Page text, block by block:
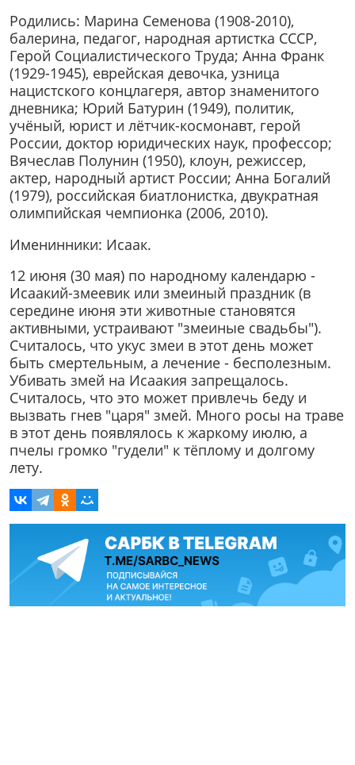
Родились: Марина Семенова (1908-2010),
балерина, педагог, народная артистка СССР,
Герой Социалистического Труда; Анна Франк
(1929-1945), еврейская девочка, узница
нацистского концлагеря, автор знаменитого
дневника; Юрий Батурин (1949), политик,
учёный, юрист и лётчик-космонавт, герой
России, доктор юридических наук, профессор;
Вячеслав Полунин (1950), клоун, режиссер,
актер, народный артист России; Анна Богалий
(1979), российская биатлонистка, двукратная
олимпийская чемпионка (2006, 2010).
Именинники: Исаак.
12 июня (30 мая) по народному календарю -
Исаакий-змеевик или змеиный праздник (в
середине июня эти животные становятся
активными, устраивают "змеиные свадьбы").
Считалось, что укус змеи в этот день может
быть смертельным, а лечение - бесполезным.
Убивать змей на Исаакия запрещалось.
Считалось, что это может привлечь беду и
вызвать гнев "царя" змей. Много росы на траве
в этот день появлялось к жаркому июлю, а
пчелы громко "гудели" к тёплому и долгому
лету.